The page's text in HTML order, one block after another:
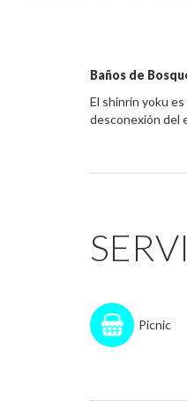
Baños de
El shinrin yoku
desconexión del
Picnic